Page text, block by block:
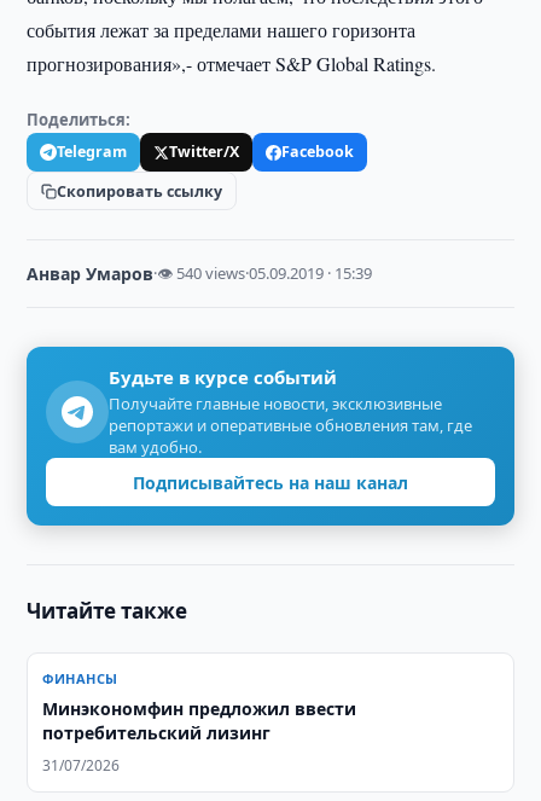
события лежат за пределами нашего горизонта
прогнозирования»,- отмечает S&P Global Ratings.
Поделиться:
Telegram Twitter/X
Facebook
Скопировать ссылку
Анвар Умаров·👁 540 views·05.09.2019 · 15:39
Будьте в курсе событий
Получайте главные новости, эксклюзивные
репортажи и оперативные обновления там, где
вам удобно.
Подписывайтесь на наш канал
Читайте также
ФИНАНСЫ
Минэкономфин предложил ввести
потребительский лизинг
31/07/2026